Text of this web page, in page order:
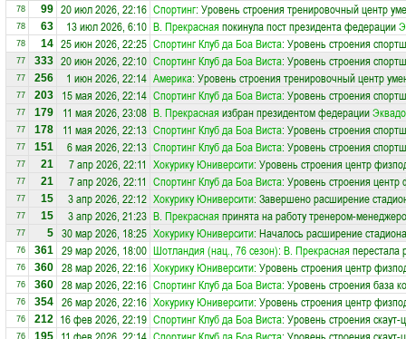
78 99 20 июл 2026, 22:16 Спортинг: Уровень строения тренировочный центр
78 63 13 июл 2026, 6:10 В. Прекрасная покинула пост президента федерации
78 14 25 июн 2026, 22:25 Спортинг Клуб да Боа Виста: Уровень строения
77 333 20 июн 2026, 22:10 Спортинг Клуб да Боа Виста: Уровень строения
77 256 1 июн 2026, 22:14 Америка: Уровень строения тренировочный центр
77 203 15 мая 2026, 22:14 Спортинг Клуб да Боа Виста: Уровень строения
77 179 11 мая 2026, 23:08 В. Прекрасная избран президентом федерации
77 178 11 мая 2026, 22:13 Спортинг Клуб да Боа Виста: Уровень строения
77 151 6 мая 2026, 22:13 Спортинг Клуб да Боа Виста: Уровень строения
77 21 7 апр 2026, 22:11 Хокурику Юниверсити: Уровень строения центр
77 21 7 апр 2026, 22:11 Спортинг Клуб да Боа Виста: Уровень строения центр
77 15 3 апр 2026, 22:12 Хокурику Юниверсити: Завершено расширение
77 15 3 апр 2026, 21:23 В. Прекрасная принята на работу тренером-
77 5 30 мар 2026, 18:25 Хокурику Юниверсити: Началось расширение
76 361 29 мар 2026, 18:00 Шотландия (нац., 76 сезон): В. Прекрасная перестала
76 360 28 мар 2026, 22:16 Хокурику Юниверсити: Уровень строения центр
76 360 28 мар 2026, 22:16 Спортинг Клуб да Боа Виста: Уровень строения база
76 354 26 мар 2026, 22:16 Хокурику Юниверсити: Уровень строения центр
76 212 16 фев 2026, 22:19 Спортинг Клуб да Боа Виста: Уровень строения
76 195